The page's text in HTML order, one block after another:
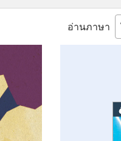
อ่านภาษา